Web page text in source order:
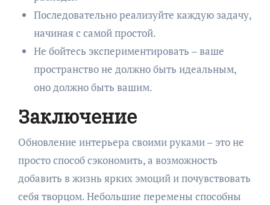
Последовательно реализуйте каждую задачу,
начиная с самой простой.
Не бойтесь экспериментировать – ваше
пространство не должно быть идеальным,
оно должно быть вашим.
Заключение
Обновление интерьера своими руками – это не
просто способ сэкономить, а возможность
добавить в жизнь ярких эмоций и почувствовать
себя творцом. Небольшие перемены способны